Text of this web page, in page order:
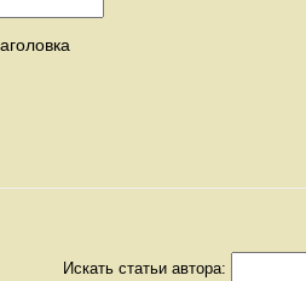
Искать статьи автора: